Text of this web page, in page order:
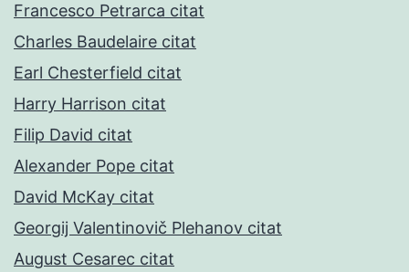
Francesco Petrarca citat
Charles Baudelaire citat
Earl Chesterfield citat
Harry Harrison citat
Filip David citat
Alexander Pope citat
David McKay citat
Georgij Valentinovič Plehanov citat
August Cesarec citat